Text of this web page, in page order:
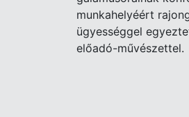
munkahelyéért
ügyességgel
előadó-művészettel.